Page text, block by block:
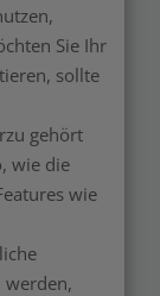
Sie Ihr
sollte
gehört
wie die
wie
werden,